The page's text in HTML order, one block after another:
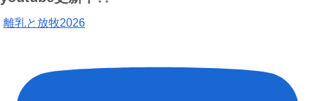
離乳と放牧2026